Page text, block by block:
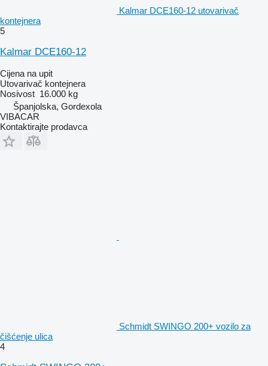
Kalmar DCE160-12 utovarivač
kontejnera
5
Kalmar DCE160-12
Cijena na upit
Utovarivač kontejnera
Nosivost 16.000 kg
Španjolska, Gordexola
VIBACAR
Kontaktirajte prodavca
Schmidt SWINGO 200+ vozilo za
čišćenje ulica
4